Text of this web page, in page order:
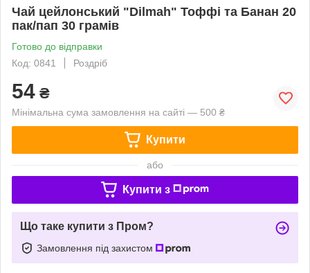
Чай цейлонський "Dilmah" Тоффі та Банан 20
пак/пап 30 грамів
Готово до відправки
Код: 0841
Роздріб
54 ₴
Мінімальна сума замовлення на сайті — 500 ₴
Купити
або
Купити з
Що таке купити з Пром?
Замовлення під захистом